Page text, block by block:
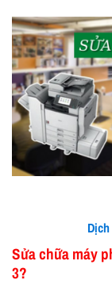
Sửa chữa máy
3?